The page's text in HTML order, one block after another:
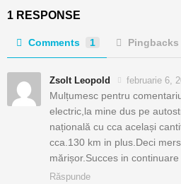
1 RESPONSE
Comments 1 Pingbacks
Zsolt Leopold februarie 6,
Mulțumesc pentru
electric,la mine dus pe
națională cu cca același
cca.130 km in plus.Deci
mărișor.Succes in continuare
Răspunde